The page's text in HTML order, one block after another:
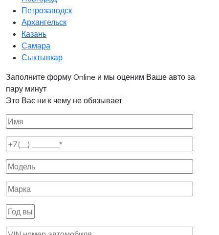
Петрозаводск
Архангельск
Казань
Самара
Сыктывкар
Заполните форму Online и мы оценим Ваше авто за
пару минут
Это Вас ни к чему не обязывает